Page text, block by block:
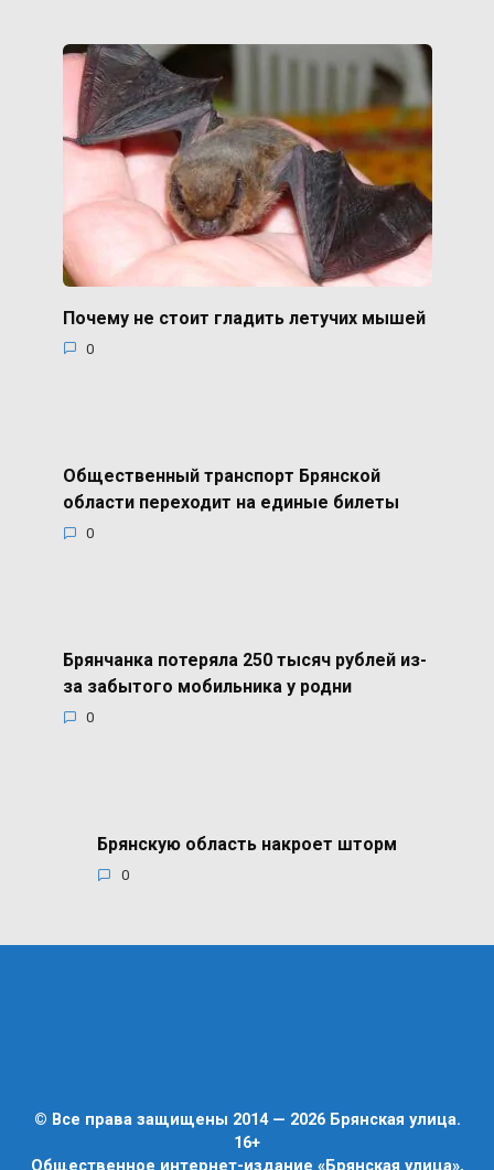
Почему не стоит гладить летучих мышей
0
Общественный транспорт Брянской
области переходит на единые билеты
0
Брянчанка потеряла 250 тысяч рублей из-
за забытого мобильника у родни
0
Брянскую область накроет шторм
0
© Все права защищены 2014 — 2026 Брянская улица.
16+